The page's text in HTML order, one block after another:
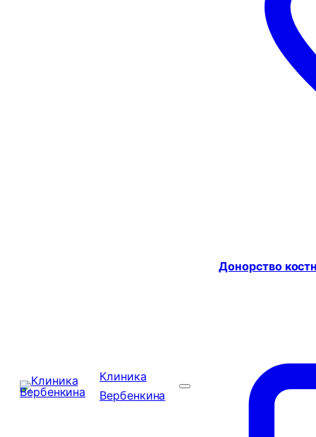
Клиника
Вербенкина
Донорство